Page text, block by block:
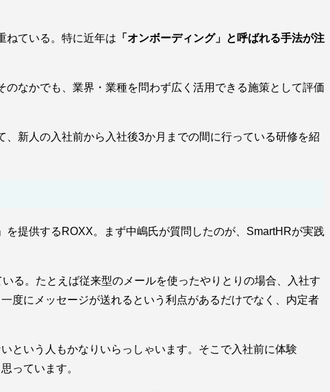
ねている。特に近年は 「オンボーディング」と呼ばれる手法が注
なかでも、業界・業種を問わず広く活用できる施策として評価
新人の入社前から入社後3か月までの間に行っている研修を紹
提供するROXX。まず中嶋氏が質問したのが、SmartHRが実践
る。たとえば従来型のメールを使ったやりとりの場合、入社す
度にメッセージが送れるという利点があるだけでなく、内定者
という人もかなりいらっしゃいます。そこで入社前に体験
っています。